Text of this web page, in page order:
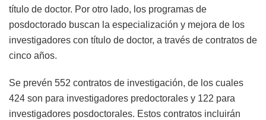
título de doctor. Por otro lado, los programas de
posdoctorado buscan la especialización y mejora de los
investigadores con título de doctor, a través de contratos de
cinco años.
Se prevén 552 contratos de investigación, de los cuales
424 son para investigadores predoctorales y 122 para
investigadores posdoctorales. Estos contratos incluirán